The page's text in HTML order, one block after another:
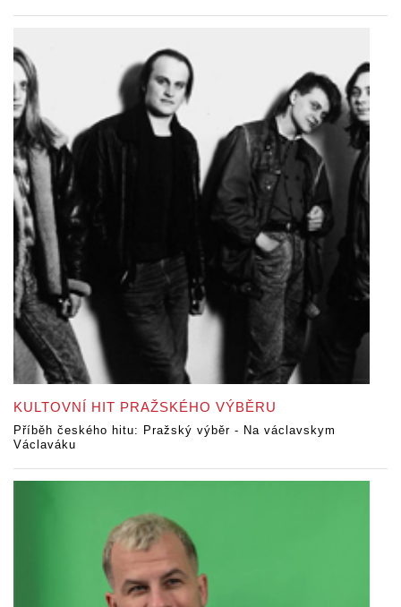
KULTOVNÍ HIT PRAŽSKÉHO VÝBĚRU
Příběh českého hitu: Pražský výběr - Na václavskym
Václaváku